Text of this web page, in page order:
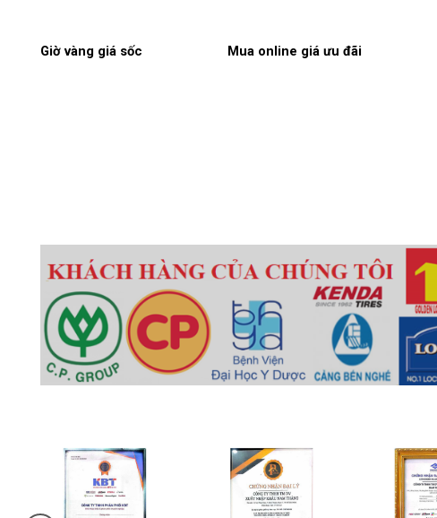
Giờ vàng giá sốc Mua online giá ưu đãi